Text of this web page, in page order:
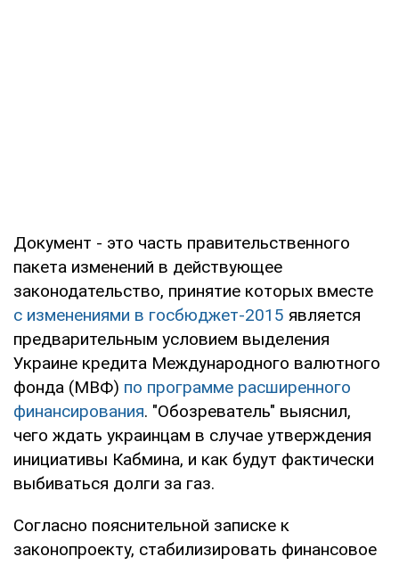
Документ - это часть правительственного
пакета изменений в действующее
законодательство, принятие которых вместе
с изменениями в госбюджет-2015 является
предварительным условием выделения
Украине кредита Международного валютного
фонда (МВФ) по программе расширенного
финансирования. "Обозреватель" выяснил,
чего ждать украинцам в случае утверждения
инициативы Кабмина, и как будут фактически
выбиваться долги за газ.
Согласно пояснительной записке к
законопроекту, стабилизировать финансовое